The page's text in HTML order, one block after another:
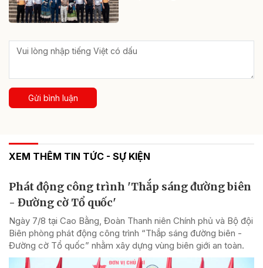
Gửi bình luận
XEM THÊM TIN TỨC - SỰ KIỆN
Phát động công trình 'Thắp sáng đường biên
- Đường cờ Tổ quốc'
Ngày 7/8 tại Cao Bằng, Đoàn Thanh niên Chính phủ và Bộ đội
Biên phòng phát động công trình “Thắp sáng đường biên -
Đường cờ Tổ quốc” nhằm xây dựng vùng biên giới an toàn.